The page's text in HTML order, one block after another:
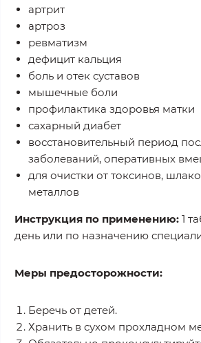
артрит
артроз
ревматизм
дефицит кальция
боль и отек суставов
мышечные боли
профилактика здоровья матки
сахарный диабет
восстановительный период
заболеваний, оперативных
для очистки от токсинов,
металлов
Инструкция по применению: 1
день или по назначению
Меры предосторожности:
Беречь от детей.
Хранить в сухом прохладном